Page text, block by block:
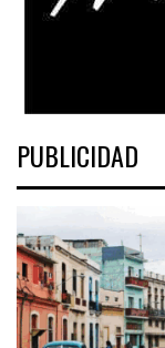
PUBLICIDAD